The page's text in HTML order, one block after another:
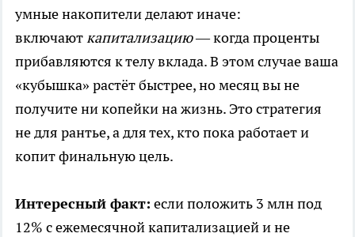
умные накопители делают иначе:
включаюткапитализацию— когда проценты
прибавляются к телу вклада. В этом случае ваша
«кубышка» растёт быстрее, но месяц вы не
получите ни копейки на жизнь. Это стратегия
не для рантье, а для тех, кто пока работает и
копит финальную цель.
Интересный факт: если положить 3 млн под
12% с ежемесячной капитализацией и не